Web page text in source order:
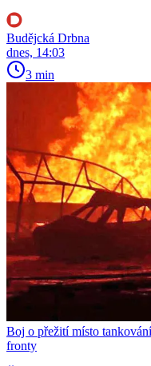
Budějcká Drbna
dnes, 14:03
3 min
Boj o přežití místo
fronty